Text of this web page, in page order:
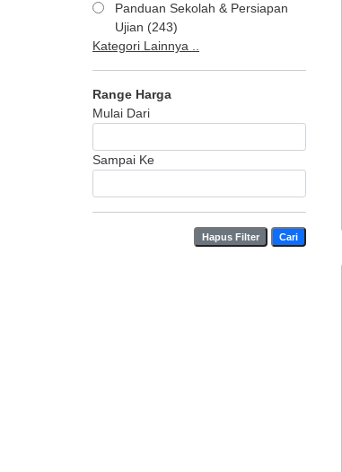
Panduan Sekolah & Persiapan
Ujian (243)
Kategori Lainnya ..
Range Harga
Mulai Dari
Sampai Ke
Cari
Hapus Filter